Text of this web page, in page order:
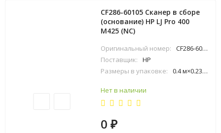
CF286-60105 Сканер в сборе
(основание) HP LJ Pro 400
M425 (NC)
Оригинальный номер:
CF286-60105
Поставщик:
HP
Размеры в упаковке:
0.4 м×0.23 м×0.49 м
Нет в наличии
0₽